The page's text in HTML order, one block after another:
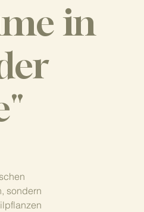
in
sondern